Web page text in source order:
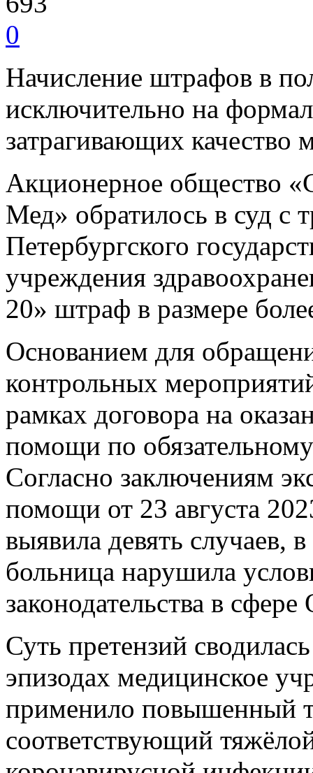
0
Начисление штрафов в
исключительно на
затрагивающих качество
Акционерное общество
Мед» обратилось в суд с
Петербургского
учреждения
20» штраф в размере
Основанием для
контрольных
рамках договора на
помощи по
Согласно заключениям
помощи от 23 августа
выявила девять случаев,
больница нарушила
законодательства в
Суть претензий
эпизодах медицинское
применило повышенный
соответствующий